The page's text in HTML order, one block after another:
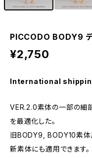
PICCODO BODY9
¥2,750
International
VER.2.0素体の一部の細
を最適化した。
旧BODY9, BODY10素体
新素体にも適用できます。